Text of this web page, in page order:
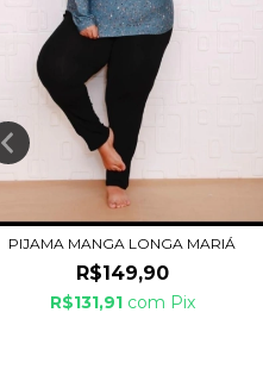
PIJAMA MANGA LONGA MARIÁ
R$149,90
R$131,91 com Pix